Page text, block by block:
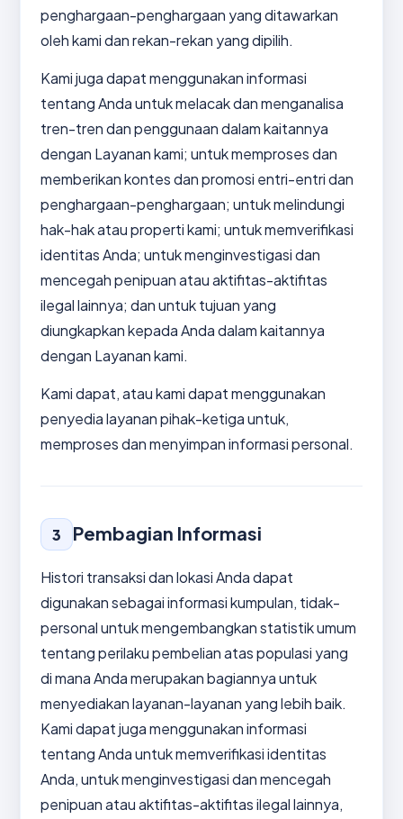
penghargaan-penghargaan yang ditawarkan
oleh kami dan rekan-rekan yang dipilih.
Kami juga dapat menggunakan informasi
tentang Anda untuk melacak dan menganalisa
tren-tren dan penggunaan dalam kaitannya
dengan Layanan kami; untuk memproses dan
memberikan kontes dan promosi entri-entri dan
penghargaan-penghargaan; untuk melindungi
hak-hak atau properti kami; untuk memverifikasi
identitas Anda; untuk menginvestigasi dan
mencegah penipuan atau aktifitas-aktifitas
ilegal lainnya; dan untuk tujuan yang
diungkapkan kepada Anda dalam kaitannya
dengan Layanan kami.
Kami dapat, atau kami dapat menggunakan
penyedia layanan pihak-ketiga untuk,
memproses dan menyimpan informasi personal.
3 Pembagian Informasi
Histori transaksi dan lokasi Anda dapat
digunakan sebagai informasi kumpulan, tidak-
personal untuk mengembangkan statistik umum
tentang perilaku pembelian atas populasi yang
di mana Anda merupakan bagiannya untuk
menyediakan layanan-layanan yang lebih baik.
Kami dapat juga menggunakan informasi
tentang Anda untuk memverifikasi identitas
Anda, untuk menginvestigasi dan mencegah
penipuan atau aktifitas-aktifitas ilegal lainnya,